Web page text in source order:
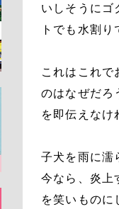
いしそうにゴ
トでも水割
これはこれで
のはなぜだろ
を即伝えなけ
子犬を雨に濡
今なら、炎上
を笑いものに